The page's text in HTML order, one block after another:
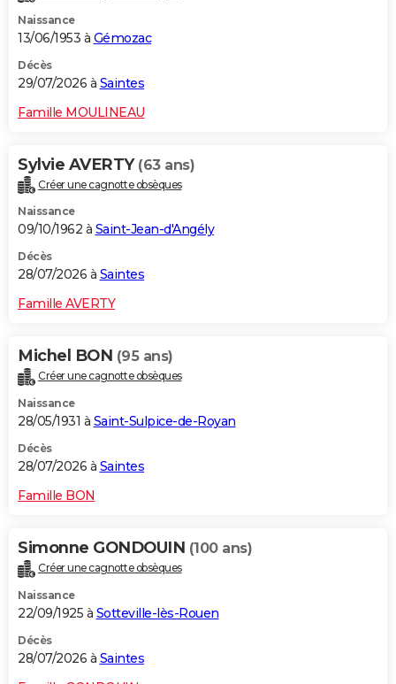
Naissance
13/06/1953 à Gémozac
Décès
29/07/2026 à Saintes
Famille MOULINEAU
Sylvie AVERTY (63 ans)
Créer une cagnotte obsèques
Naissance
09/10/1962 à Saint-Jean-d'Angély
Décès
28/07/2026 à Saintes
Famille AVERTY
Michel BON (95 ans)
Créer une cagnotte obsèques
Naissance
28/05/1931 à Saint-Sulpice-de-Royan
Décès
28/07/2026 à Saintes
Famille BON
Simonne GONDOUIN (100 ans)
Créer une cagnotte obsèques
Naissance
22/09/1925 à Sotteville-lès-Rouen
Décès
28/07/2026 à Saintes